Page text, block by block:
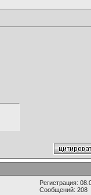
Регистрация:
Сообщений: 208